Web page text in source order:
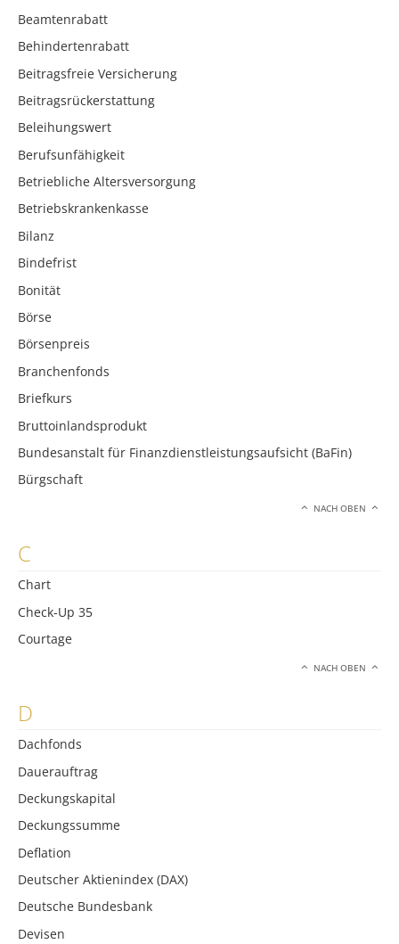
Beamtenrabatt
Behindertenrabatt
Beitragsfreie Versicherung
Beitragsrückerstattung
Beleihungswert
Berufsunfähigkeit
Betriebliche Altersversorgung
Betriebskrankenkasse
Bilanz
Bindefrist
Bonität
Börse
Börsenpreis
Branchenfonds
Briefkurs
Bruttoinlandsprodukt
Bundesanstalt für Finanzdienstleistungsaufsicht (BaFin)
Bürgschaft
NACH OBEN
C
Chart
Check-Up 35
Courtage
NACH OBEN
D
Dachfonds
Dauerauftrag
Deckungskapital
Deckungssumme
Deflation
Deutscher Aktienindex (DAX)
Deutsche Bundesbank
Devisen